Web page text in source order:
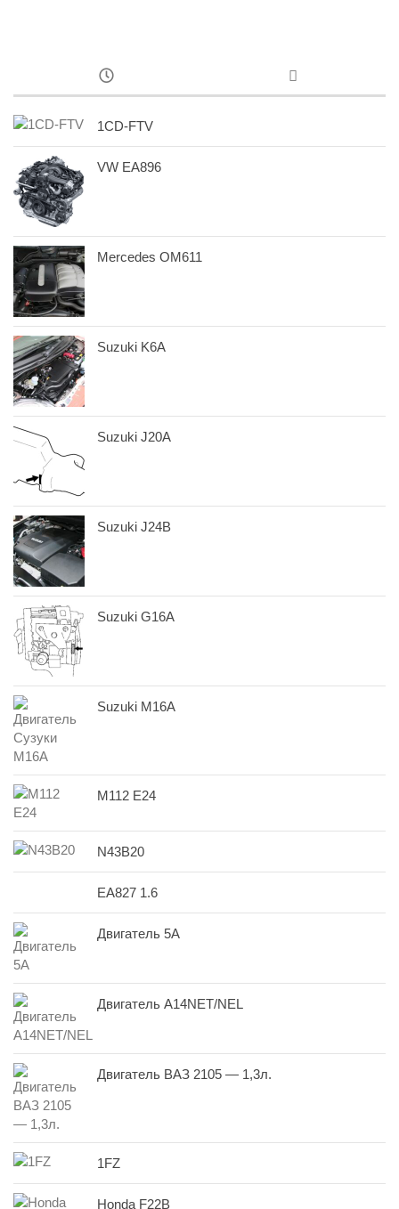
1CD-FTV
VW EA896
Mercedes OM611
Suzuki K6A
Suzuki J20A
Suzuki J24B
Suzuki G16A
Suzuki M16A
M112 E24
N43B20
EA827 1.6
Двигатель 5A
Двигатель A14NET/NEL
Двигатель ВАЗ 2105 — 1,3л.
1FZ
Honda F22B